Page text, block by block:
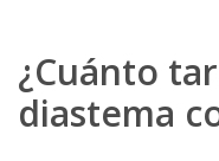
¿Cuánto
diastema